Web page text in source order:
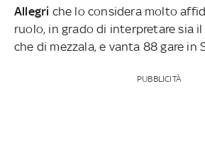
Allegri che lo considera molto
ruolo, in grado di interpretare sia
che di mezzala, e vanta 88 gare in
PUBBLICITÀ